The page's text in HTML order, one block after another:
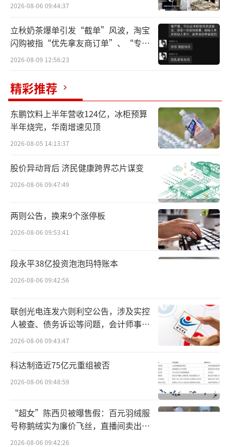
专家视角：啤酒属于低嘌呤食品，过量饮
酒是诱发痛风的主因
痛风是一种现代社会常见的疾病，是尿酸
为特征)，软组织、骨骼、软骨和肾脏等处引起
组织的异物炎症反应，临床表现为高尿酸症。
中国中医科学院基础理论研究所教授于智
敏指出，高尿酸血症和痛风可分为原发性和继
发性两类。约有80%原发性高尿酸血症和痛风
属于多基因遗传病，由嘌呤代谢有关的限速酶
的基因变异，导致人体自身嘌呤代谢紊乱引
起。而继发性高尿酸血症则是饮食、治疗导致
的尿酸增多，或是肾脏疾病或某些药物所致尿
她进一步解释，导致痛风病的原因是非常
代谢失常的人，处在痛风病发作前期，过量饮
酒导致人体酒精代谢失常，会诱发痛风。所以
不恰当地、过量饮酒是主因。
行业观点：饮食诱发痛风的因素只占20%
痛风是一组嘌呤代谢紊乱所致的疾病，其
临床特点为高尿酸血症。高尿酸血症和痛风的
遗传模式非常复杂，由一系列主效和微效基因
所控制并与环境相互作用。血液尿酸水平受肝
2026-08-06 09:44:37
立秋奶茶爆单引发“截单”风波，淘宝
闪购被指“优先拿友商订单”、“专挑
贵的拿”
2026-08-09 12:56:23
精彩推荐
东鹏饮料上半年营收124亿，冰柜预算
半年烧完，华南增速见顶
2026-08-05 14:13:37
股价异动背后 济民健康跨界芯片谋变
2026-08-06 09:47:49
两则公告，换来9个涨停板
2026-08-06 09:53:41
段永平38亿投资泡泡玛特账本
2026-08-06 09:42:56
联创光电连发六则利空公告，涉及实控
人被查、债务诉讼等问题，会计师事务
所曾出具“保留意见”
2026-08-06 09:43:47
科达制造近75亿元重组被否
2026-08-06 09:48:59
“超女”陈西贝被曝售假：百元羽绒服
号称鹅绒实为廉价飞丝，直播间卖出超
百万元
2026-08-06 09:42:26